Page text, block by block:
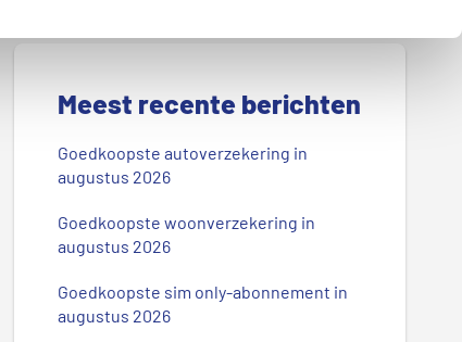
n
b
o
g
.
.
P
Meest recente berichten
Goedkoopste autoverzekering in
augustus 2026
Goedkoopste woonverzekering in
augustus 2026
Goedkoopste sim only-abonnement in
augustus 2026